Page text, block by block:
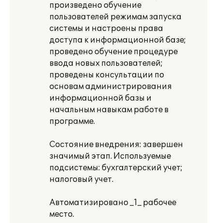
произведено обучение
пользователей режимам запуска
системы и настроены права
доступа к информационной базе;
проведено обучение процедуре
ввода новых пользователей;
проведены консультации по
основам администрирования
информационной базы и
начальным навыкам работе в
программе.
Состояние внедрения: завершен
значимый этап. Используемые
подсистемы: бухгалтерский учет;
налоговый учет.
Автоматизировано _1_ рабочее
место.